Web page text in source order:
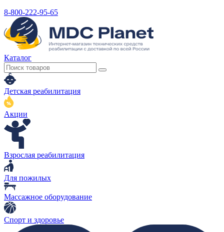
8-800-222-95-65
Каталог
Детская реабилитация
Акции
Взрослая реабилитация
Для пожилых
Массажное оборудование
Спорт и здоровье